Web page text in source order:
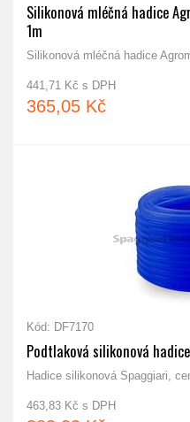
Silikonová mléčná hadice
1m
Silikonová mléčná hadice
441,71 Kč s DPH
365,05 Kč
Kód: DF7170
Podtlaková silikonová
Hadice silikonová Spaggiari,
463,83 Kč s DPH